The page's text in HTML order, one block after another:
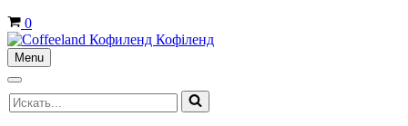
Корзина
0
Menu
Меню
Меню
навигации
Искать...